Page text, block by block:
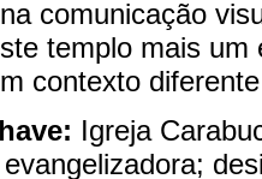
comunicação
templo mais
contexto
Igreja